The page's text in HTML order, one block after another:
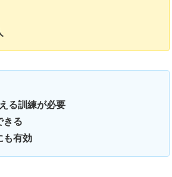
る訓練が必要
きる
有効